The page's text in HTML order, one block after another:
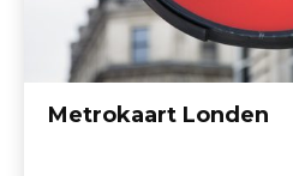
Metrokaart Londen